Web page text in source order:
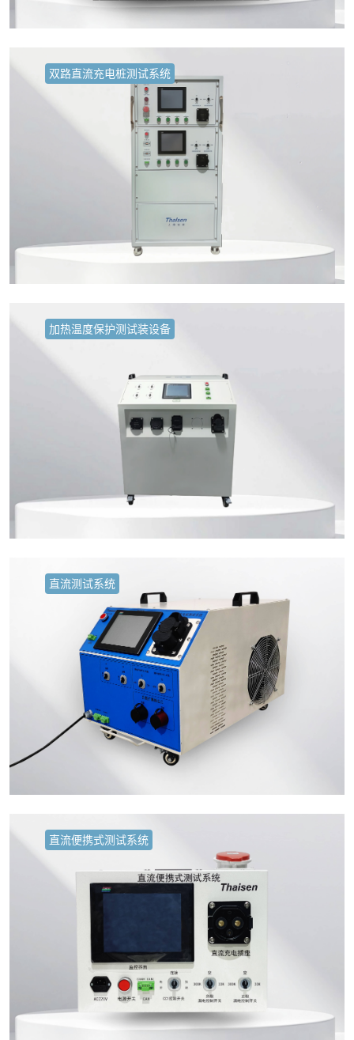
双路直流充电桩测试系统
加热温度保护测试装设备
直流测试系统
直流便携式测试系统